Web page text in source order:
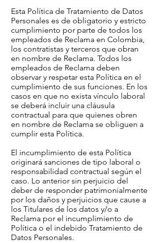
Esta Política de Tratamiento de Datos
Personales es de obligatorio y estricto
cumplimiento por parte de todos los
empleados de Reclama en Colombia,
los contratistas y terceros que obran
en nombre de Reclama. Todos los
empleados de Reclama deben
observar y respetar esta Política en el
cumplimiento de sus funciones. En los
casos en que no exista vínculo laboral
se deberá incluir una cláusula
contractual para que quienes obren
en nombre de Reclama se obliguen a
cumplir esta Política.
El incumplimiento de esta Política
originará sanciones de tipo laboral o
responsabilidad contractual según el
caso. Lo anterior sin perjuicio del
deber de responder patrimonialmente
por los daños y perjuicios que cause a
los Titulares de los datos y/o a
Reclama por el incumplimiento de
Política o el indebido Tratamiento de
Datos Personales.